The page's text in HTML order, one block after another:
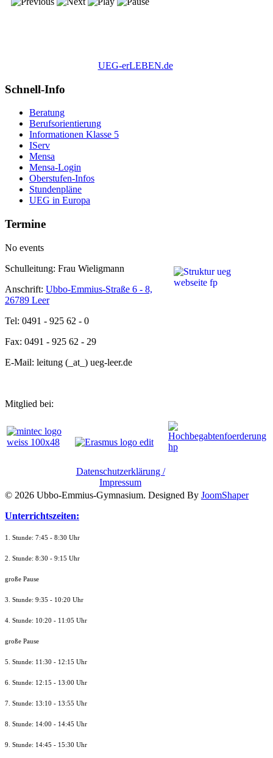
UEG-erLEBEN.de
Schnell-Info
Beratung
Berufsorientierung
Informationen Klasse 5
IServ
Mensa
Mensa-Login
Oberstufen-Infos
Stundenpläne
UEG in Europa
Termine
No events
Schulleitung: Frau Wieligmann
Anschrift: Ubbo-Emmius-Straße 6 - 8,
26789 Leer
Tel: 0491 - 925 62 - 0
Fax: 0491 - 925 62 - 29
E-Mail: leitung (_at_) ueg-leer.de
Mitglied bei:
Datenschutzerklärung /
Impressum
© 2026 Ubbo-Emmius-Gymnasium. Designed By JoomShaper
Unterrichtszeiten:
1. Stunde: 7:45 - 8:30 Uhr
2. Stunde: 8:30 - 9:15 Uhr
große Pause
3. Stunde: 9:35 - 10:20 Uhr
4. Stunde: 10:20 - 11:05 Uhr
große Pause
5. Stunde: 11:30 - 12:15 Uhr
6. Stunde: 12:15 - 13:00 Uhr
7. Stunde: 13:10 - 13:55 Uhr
8. Stunde: 14:00 - 14:45 Uhr
9. Stunde: 14:45 - 15:30 Uhr